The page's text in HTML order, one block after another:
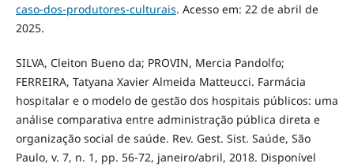
caso-dos-produtores-culturais. Acesso em: 22 de abril de
2025.
SILVA, Cleiton Bueno da; PROVIN, Mercia Pandolfo;
FERREIRA, Tatyana Xavier Almeida Matteucci. Farmácia
hospitalar e o modelo de gestão dos hospitais públicos: uma
análise comparativa entre administração pública direta e
organização social de saúde. Rev. Gest. Sist. Saúde, São
Paulo, v. 7, n. 1, pp. 56-72, janeiro/abril, 2018. Disponível